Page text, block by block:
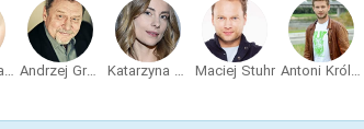
Antoni Królikowski
Maciej Stuhr
Katarzyna Zawadzka
Andrzej Grabowski
Malgorzata Kozuchowska